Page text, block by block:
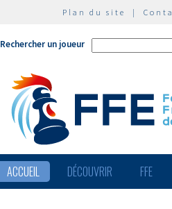
Plan du site |
Rechercher un joueur
ACCUEIL DÉCOUVRIR FFE